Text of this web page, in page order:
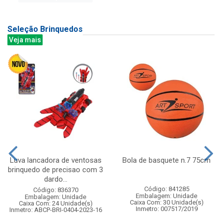
Seleção Brinquedos
Veja mais
Luva lancadora de ventosas
brinquedo de precisao com 3
dardo...
Código: 836370
Embalagem: Unidade
Caixa Com: 24 Unidade(s)
Inmetro: ABCP-BRI-0404-2023-16
Bola de basquete n.7 75cm
Código: 841285
Embalagem: Unidade
Caixa Com: 30 Unidade(s)
Inmetro: 007517/2019